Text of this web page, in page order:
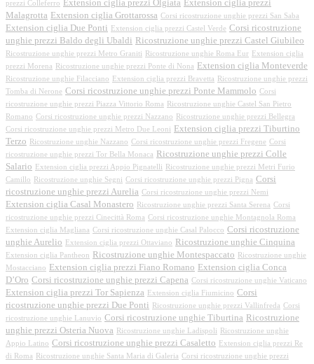
prezzi Colleferro
Extension ciglia prezzi Olgiata Extension ciglia prezzi
Malagrotta Extension ciglia Grottarossa Corsi ricostruzione unghie prezzi San Saba
Extension ciglia Due Ponti Extension ciglia prezzi Castel Verde Corsi ricostruzione
unghie prezzi Baldo degli Ubaldi Ricostruzione unghie prezzi Castel Giubileo
Ricostruzione unghie prezzi Metro Graniti Ricostruzione unghie Roma Eur
Extension ciglia
prezzi Morena
Ricostruzione unghie prezzi Ponte di Nona Extension ciglia Monteverde
Ricostruzione unghie Filacciano Extension ciglia prezzi Bravetta
Ricostruzione unghie prezzi
Tomba di Nerone Corsi ricostruzione unghie prezzi Ponte Mammolo Corsi
ricostruzione unghie prezzi Piazza Vittorio Roma
Ricostruzione unghie Castel San Pietro
Romano Corsi ricostruzione unghie prezzi Nazzano
Ricostruzione unghie prezzi Bellegra
Corsi ricostruzione unghie prezzi Metro Due Leoni
Extension ciglia prezzi Tiburtino
Terzo
Ricostruzione unghie Nazzano Corsi ricostruzione unghie prezzi Fregene Corsi
ricostruzione unghie prezzi Tor Bella Monaca
Ricostruzione unghie prezzi Colle
Salario
Extension ciglia prezzi Appio Pignatelli
Ricostruzione unghie prezzi Metri Furio
Camillo
Ricostruzione unghie Segni Corsi ricostruzione unghie prezzi Pigna Corsi
ricostruzione unghie prezzi Aurelia Corsi ricostruzione unghie prezzi Nemi
Extension ciglia Casal Monastero Ricostruzione unghie prezzi Santa Serena Corsi
ricostruzione unghie prezzi Cinecittà Roma Corsi ricostruzione unghie Montagnola Roma
Extension ciglia Magliana Corsi ricostruzione unghie Casal Palocco Corsi ricostruzione
unghie Aurelio
Extension ciglia prezzi Ottaviano Ricostruzione unghie Cinquina
Extension ciglia Pantheon Ricostruzione unghie Montespaccato
Ricostruzione unghie
Mostacciano
Extension ciglia prezzi Fiano Romano Extension ciglia Conca
D’Oro Corsi ricostruzione unghie prezzi Capena Corsi ricostruzione unghie Vaticano
Extension ciglia prezzi Tor Sapienza Extension ciglia Fiumicino Corsi
ricostruzione unghie prezzi Due Ponti
Ricostruzione unghie prezzi Vallinfreda Corsi
ricostruzione unghie Lanuvio Corsi ricostruzione unghie Tiburtina Ricostruzione
unghie prezzi Osteria Nuova
Ricostruzione unghie Ladispoli
Ricostruzione unghie
Appio Latino Corsi ricostruzione unghie prezzi Casaletto
Extension ciglia prezzi Re
di Roma
Ricostruzione unghie Santa Maria di Galeria Corsi ricostruzione unghie prezzi